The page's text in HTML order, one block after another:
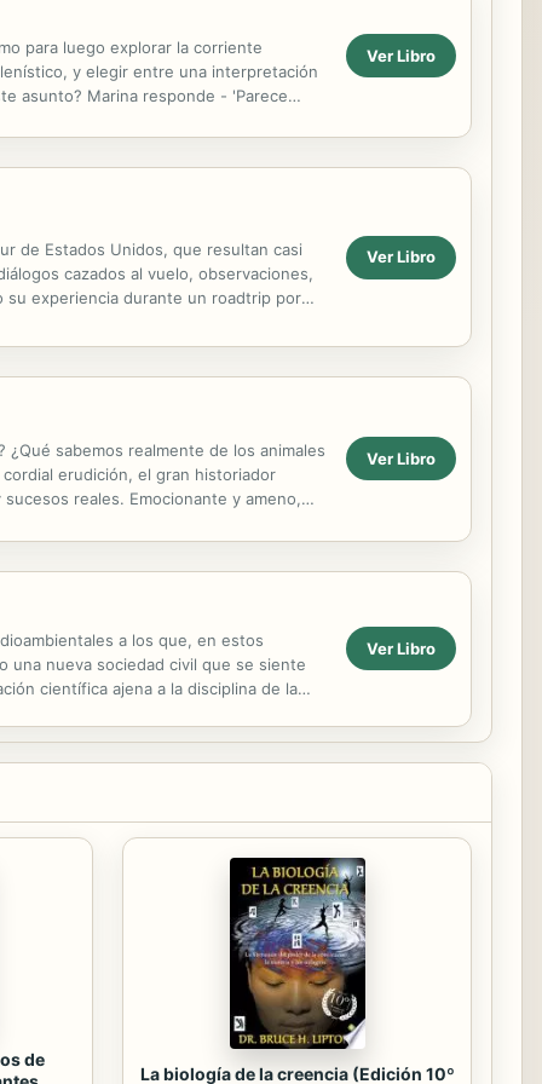
para luego explorar la corriente
y elegir entre una interpretación
asunto? Marina responde - 'Parece
Ver Libro
de Estados Unidos, que resultan casi
cazados al vuelo, observaciones,
su experiencia durante un roadtrip por
Ver Libro
sabemos realmente de los animales
erudición, el gran historiador
reales. Emocionante y ameno,
Ver Libro
a los que, en estos
una nueva sociedad civil que se siente
científica ajena a la disciplina de la
Ver Libro
de
La biología de la creencia (Edición 10º